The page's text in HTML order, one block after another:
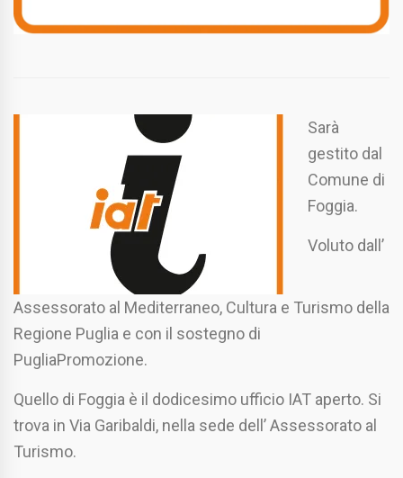
Sarà
gestito dal
Comune di
Foggia.
Voluto dall’
Assessorato al Mediterraneo, Cultura e Turismo della
Regione Puglia e con il sostegno di
PugliaPromozione.
Quello di Foggia è il dodicesimo ufficio IAT aperto. Si
trova in Via Garibaldi, nella sede dell’ Assessorato al
Turismo.